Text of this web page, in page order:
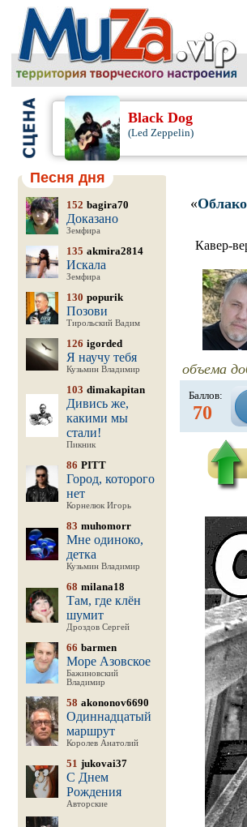
Black Dog
(Led Zeppelin)
Песня дня
152 bagira70
Доказано
Земфира
135 akmira2814
Искала
Земфира
130 popurik
Позови
Тирольский Вадим
126 igorded
Я научу тебя
Кузьмин Владимир
103 dimakapitan
Дивись же,
какими мы
стали!
Пикник
86 PITT
Город, которого
нет
Корнелюк Игорь
83 muhomorr
Мне одиноко,
детка
Кузьмин Владимир
68 milana18
Там, где клён
шумит
Дроздов Сергей
66 barmen
Море Азовское
Бажиновский
Владимир
58 akononov6690
Одиннадцатый
маршрут
Королев Анатолий
51 jukovai37
С Днем
Рождения
Авторские
«
Кавер-
объема
Баллов:
70